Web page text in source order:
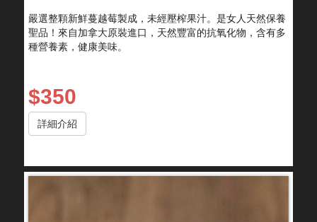
嚴選整顆新鮮蔓越莓製成，未經壓榨果汁。是女人天然保養
聖品！來自加拿大原裝進口，天然豐富的抗氧化物，含有多
種營養素，健康美味。
$350
詳細介紹